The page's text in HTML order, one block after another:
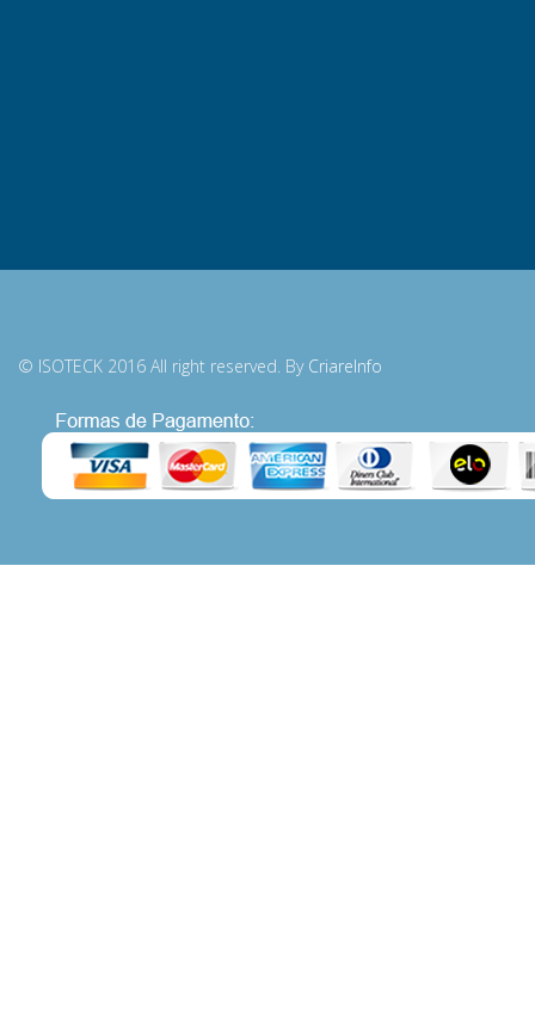
© ISOTECK 2016 All right reserved. By CriareInfo